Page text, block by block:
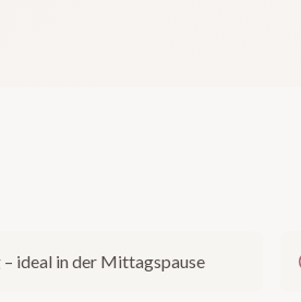
– ideal in der Mittagspause